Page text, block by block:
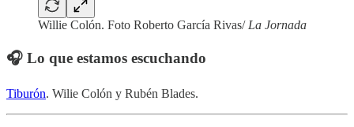
Willie Colón. Foto Roberto García Rivas/ La Jornada
🎧 Lo que estamos escuchando
Tiburón. Wilie Colón y Rubén Blades.